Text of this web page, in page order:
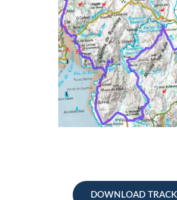
DOWNLOAD TRACK